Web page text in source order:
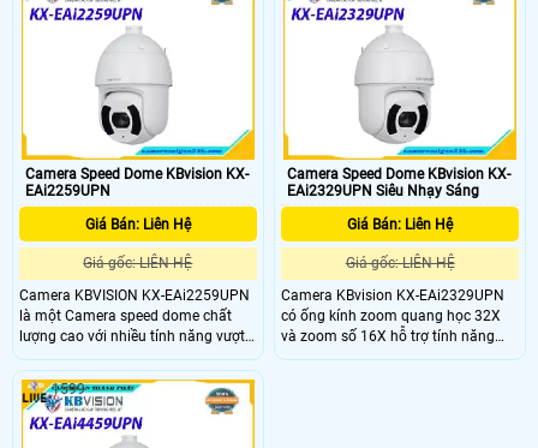
phóng hình ảnh một cách linh hoạt
DAI2328PN2 hỗ trợ cân bằng ánh
sáng, tự động lấy nét, chức năng
Day/Night(ICR) cảm biến ngày/đêm,
giúp cho hình ảnh luôn sắc nét dù ở
điều kiện ánh sáng thay đổi
Camera Speed Dome KBvision KX-
EAi2259UPN
Giá Bán: Liên Hệ
Giá gốc: LIÊN HỆ
Camera KBVISION KX-EAi2259UPN
là một Camera speed dome chất
lượng cao với nhiều tính năng vượt
trội với ống kính zoom quang học
25X (4. 8mm~120mm), zoom số
16x, Camera cho phép người dùng
thu phóng hình ảnh với độ chính
xác cao, tầm xa hồng ngoại lên đến
Camera Speed Dome KBvision KX-
EAi2329UPN Siêu Nhạy Sáng
Giá Bán: Liên Hệ
Giá gốc: LIÊN HỆ
Camera KBvision KX-EAi2329UPN
có ống kính zoom quang học 32X
và zoom số 16X hỗ trợ tính năng
quay quét ngang 360 độ và quay
1599